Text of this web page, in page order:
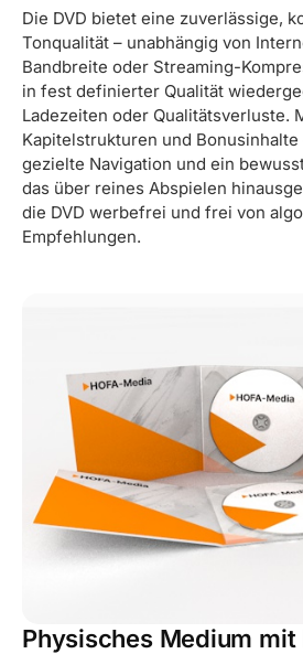
Die DVD bietet eine zuverlässige,
Tonqualität – unabhängig von
Bandbreite oder Streaming-
in fest definierter Qualität
Ladezeiten oder Qualitätsverluste.
Kapitelstrukturen und
gezielte Navigation und ein
das über reines Abspielen
die DVD werbefrei und frei von
Empfehlungen.
Physisches Medium